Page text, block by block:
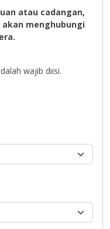
atau cadangan,
menghubungi
wajib diisi.